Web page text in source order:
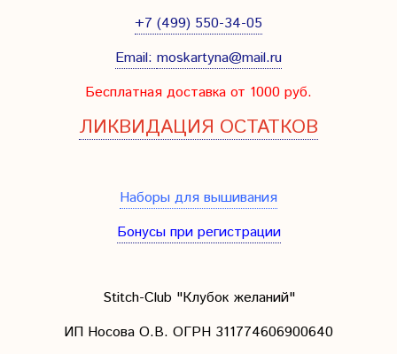
+7 (499) 550-34-05
Email: moskartyna@mail.ru
Бесплатная доставка от 1000 руб.
ЛИКВИДАЦИЯ ОСТАТКОВ
Наборы для вышивания
Бонусы при регистрации
Stitch-Club "Клубок желаний"
ИП Носова О.В. ОГРН 311774606900640